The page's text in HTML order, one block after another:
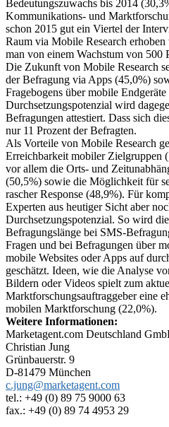
Bedeutungszuwachs bis 2014
Kommunikations- und
schon 2015 gut ein Viertel der
Raum via Mobile Research
man von einem Wachstum von 500
Die Zukunft von Mobile Research
der Befragung via Apps (45,0%)
Fragebogens über mobile
Durchsetzungspotenzial wird
Befragungen attestiert. Dass sich
nur 11 Prozent der Befragten.
Als Vorteile von Mobile Research
Erreichbarkeit mobiler Zielgruppen
vor allem die Orts- und
(50,5%) sowie die Möglichkeit für
rascher Response (48,9%). Für
Experten aus heutiger Sicht aber
Durchsetzungspotenzial. So wird
Befragungslänge bei SMS-
Fragen und bei Befragungen über
mobile Websites oder Apps auf
geschätzt. Ideen, wie die Analyse
Bildern oder Videos spielt zum
Marktforschungsauftraggeber eine
mobilen Marktforschung (22,0%).
Weitere Informationen:
Marketagent.com Deutschland
Christian Jung
Grünbauerstr. 9
D-81479 München
c.jung@marketagent.com
tel.: +49 (0) 89 75 9000 63
fax.: +49 (0) 89 74 4953 29